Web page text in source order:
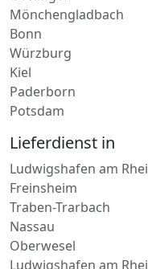
Göttingen
Mönchengladbach
Bonn
Würzburg
Kiel
Paderborn
Lieferdienst in
Ludwigshafen am Rhein
Freinsheim
Traben-Trarbach
Nassau
Oberwesel